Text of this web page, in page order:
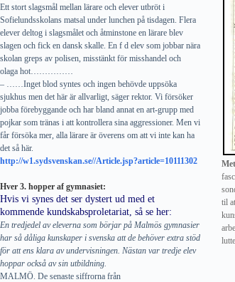
Ett stort slagsmål mellan lärare och elever utbröt i
Sofielundsskolans matsal under lunchen på tisdagen. Flera
elever deltog i slagsmålet och åtminstone en lärare blev
slagen och fick en dansk skalle. En f d elev som jobbar nära
skolan greps av polisen, misstänkt för misshandel och
olaga hot……………
– ……Inget blod syntes och ingen behövde uppsöka
sjukhus men det här är allvarligt, säger rektor. Vi försöker
jobba förebyggande och har bland annat en art-grupp med
pojkar som tränas i att kontrollera sina aggressioner. Men vi
får försöka mer, alla lärare är överens om att vi inte kan ha
det så här.
http://w1.sydsvenskan.se//Article.jsp?article=10111302
Hver 3. hopper af gymnasiet:
Hvis vi synes det ser dystert ud med et
kommende kundskabsproletariat, så se her:
En tredjedel av eleverna som börjar på Malmös gymnasier
har så dåliga kunskaper i svenska att de behöver extra stöd
för att ens klara av undervisningen. Nästan var tredje elev
hoppar också av sin utbildning.
MALMÖ. De senaste siffrorna från
til